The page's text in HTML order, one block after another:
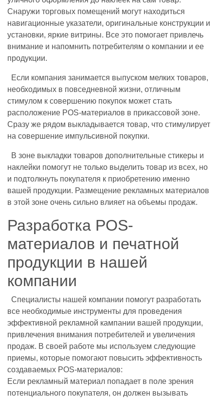
Снаружи торговых помещений могут находиться
навигационные указатели, оригинальные конструкции и
установки, яркие витрины. Все это помогает привлечь
внимание и напомнить потребителям о компании и ее
продукции.
Если компания занимается выпуском мелких товаров,
необходимых в повседневной жизни, отличным
стимулом к совершению покупок может стать
расположение POS-материалов в прикассовой зоне.
Сразу же рядом выкладывается товар, что стимулирует
на совершение импульсивной покупки.
В зоне выкладки товаров дополнительные стикеры и
наклейки помогут не только выделить товар из всех, но
и подтолкнуть покупателя к приобретению именно
вашей продукции. Размещение рекламных материалов
в этой зоне очень сильно влияет на объемы продаж.
Разработка POS-
материалов и печатной
продукции в нашей
компании
Специалисты нашей компании помогут разработать
все необходимые инструменты для проведения
эффективной рекламной кампании вашей продукции,
привлечения внимания потребителей и увеличения
продаж. В своей работе мы используем следующие
приемы, которые помогают повысить эффективность
создаваемых POS-материалов:
Если рекламный материал попадает в поле зрения
потенциального покупателя, он должен вызывать